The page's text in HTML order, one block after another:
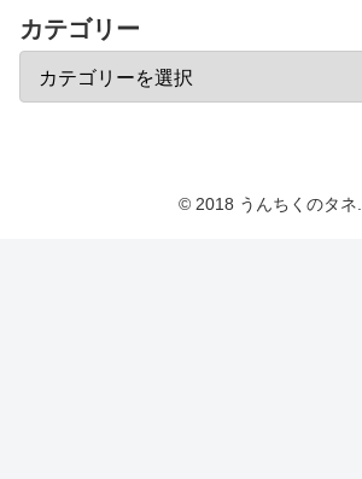
カテゴリー
© 2018 うんちくのタネ.